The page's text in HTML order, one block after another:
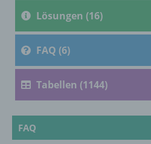
Lösungen (16)
FAQ (6)
Tabellen (1144)
FAQ
Verarbeitung ist jeder
automatisierter
Zusammenhang mit
Daten wie das
die Anpassung oder
Auslesen, das
die Offenlegung durch
Bereitstellung, den